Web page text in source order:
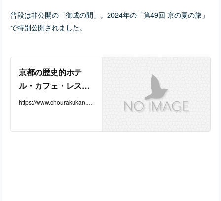
普段は非公開の「御成の間」。2024年の「第49回 京の夏の旅」
で特別公開されました。
京都の歴史的ホテ
ル・カフェ・レスト
ラン長楽館 | 長楽館
https://www.chourakukan.c